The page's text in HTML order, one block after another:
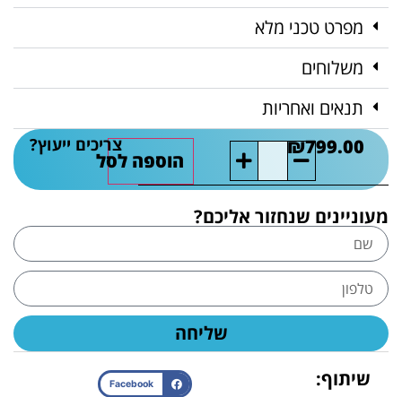
מפרט טכני מלא
משלוחים
תנאים ואחריות
₪799.00
הוספה לסל
צריכים ייעוץ?
מעוניינים שנחזור אליכם?
שליחה
שיתוף:
Facebook